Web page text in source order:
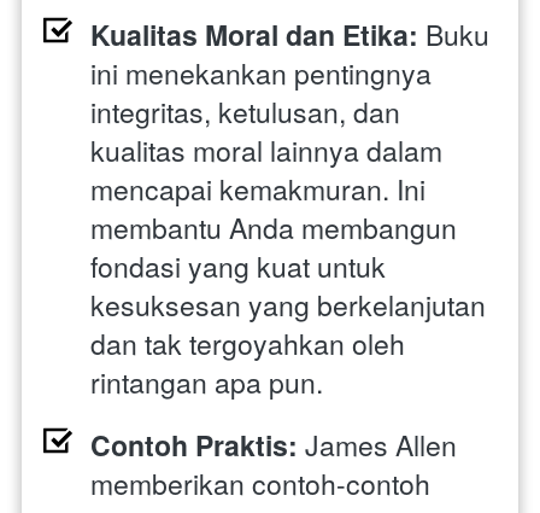
Kualitas Moral dan Etika: Buku
ini menekankan pentingnya
integritas, ketulusan, dan
kualitas moral lainnya dalam
mencapai kemakmuran. Ini
membantu Anda membangun
fondasi yang kuat untuk
kesuksesan yang berkelanjutan
dan tak tergoyahkan oleh
rintangan apa pun.
Contoh Praktis: James Allen
memberikan contoh-contoh